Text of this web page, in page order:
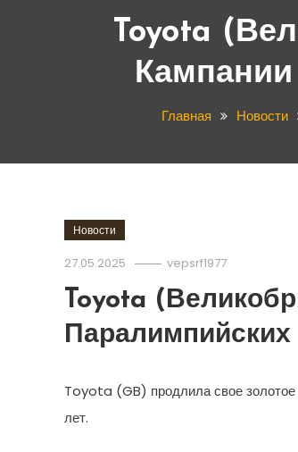
Toyota
Главная Новости
Новости
27.05.2025 vepsrf1977
Toyota
Toyota (GB) продлила свое золотое
лет.